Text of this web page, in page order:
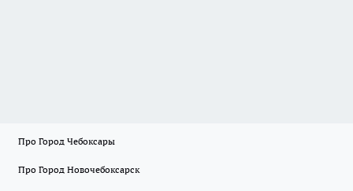
Про Город Чебоксары
Про Город Новочебоксарск